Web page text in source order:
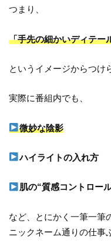
つまり、
「手先の細かいディテー
というイメージからつけ
実際に番組内でも、
微妙な陰影
ハイライトの入れ方
肌の“質感コントロー
など、とにかく一筆一筆
ニックネーム通りの仕事